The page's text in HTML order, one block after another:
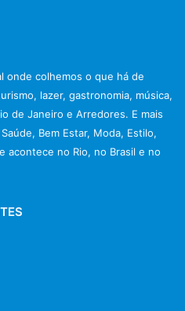
onde colhemos o que há de
lazer, gastronomia, música,
de Janeiro e Arredores. E mais
Bem Estar, Moda, Estilo,
acontece no Rio, no Brasil e no